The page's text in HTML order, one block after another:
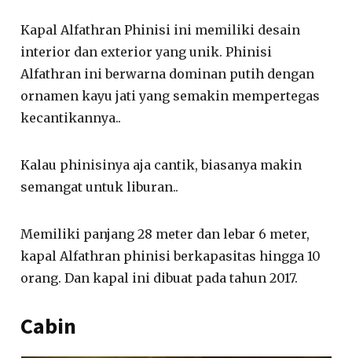
Kapal Alfathran Phinisi ini memiliki desain
interior dan exterior yang unik. Phinisi
Alfathran ini berwarna dominan putih dengan
ornamen kayu jati yang semakin mempertegas
kecantikannya..
Kalau phinisinya aja cantik, biasanya makin
semangat untuk liburan..
Memiliki panjang 28 meter dan lebar 6 meter,
kapal Alfathran phinisi berkapasitas hingga 10
orang. Dan kapal ini dibuat pada tahun 2017.
Cabin